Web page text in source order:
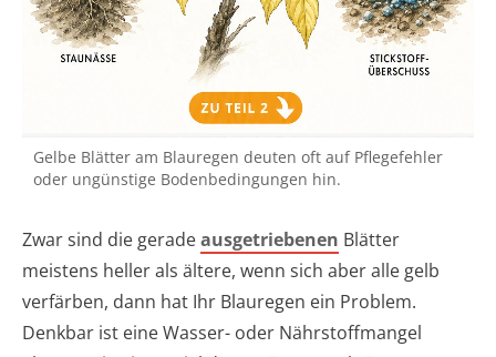
Gelbe Blätter am Blauregen deuten oft auf Pflegefehler
oder ungünstige Bodenbedingungen hin.
Zwar sind die geradeausgetriebenen Blätter
meistens heller als ältere, wenn sich aber alle gelb
verfärben, dann hat Ihr Blauregen ein Problem.
Denkbar ist eine Wasser- oder Nährstoffmangel